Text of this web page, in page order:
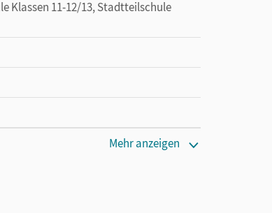
Klassen 11-12/13, Stadtteilschule
Mehr anzeigen